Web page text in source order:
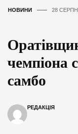
НОВИНИ 28
чемпіона
самбо
РЕДАКЦІЯ